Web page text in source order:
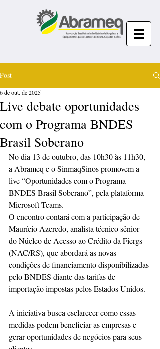
Post
Live debate oportunidades
com o Programa BNDES
Brasil Soberano
6 de out. de 2025
No dia 13 de outubro, das 10h30 às 11h30,
a Abrameq e o SinmaqSinos promovem a
live “Oportunidades com o Programa
BNDES Brasil Soberano”, pela plataforma
Microsoft Teams.
O encontro contará com a participação de
Maurício Azeredo, analista técnico sênior
do Núcleo de Acesso ao Crédito da Fiergs
(NAC/RS), que abordará as novas
condições de financiamento disponibilizadas
pelo BNDES diante das tarifas de
importação impostas pelos Estados Unidos.
A iniciativa busca esclarecer como essas
medidas podem beneficiar as empresas e
gerar oportunidades de negócios para seus